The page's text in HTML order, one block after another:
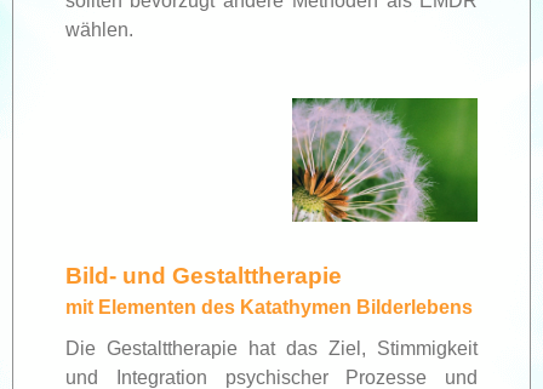
wählen.
Bild- und Gestalttherapie
mit Elementen des Katathymen Bilderlebens
Die Gestalttherapie hat das Ziel, Stimmigkeit
und Integration psychischer Prozesse und